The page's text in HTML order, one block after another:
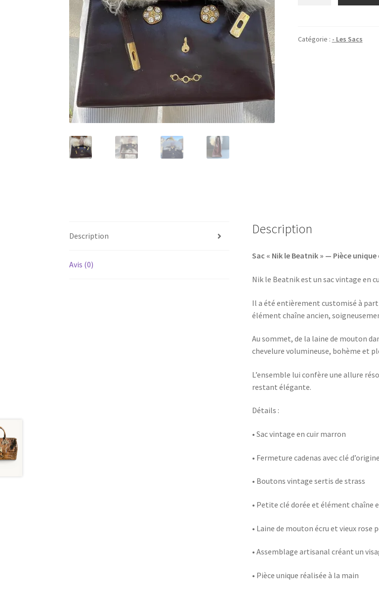
beatnik
Catégorie : - Les Sacs
Description
Avis (0)
Description
Sac « Nik le Beatnik » — Pièce
Nik le Beatnik est un sac vintage en
Il a été entièrement customisé à
élément chaîne ancien,
Au sommet, de la laine de mouton
chevelure volumineuse, bohème et
L’ensemble lui confère une allure
restant élégante.
Détails :
• Sac vintage en cuir marron
• Fermeture cadenas avec clé d’origine
• Boutons vintage sertis de strass
• Petite clé dorée et élément chaîne
• Laine de mouton écru et vieux rose
• Assemblage artisanal créant un
• Pièce unique réalisée à la main